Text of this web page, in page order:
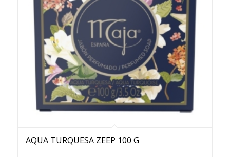
AQUA TURQUESA ZEEP 100 G